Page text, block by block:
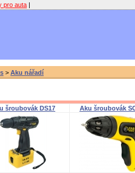
pro auta |
> Aku nářadí
šroubovák DS17 Aku šroubovák